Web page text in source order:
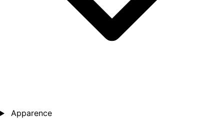
Apparence